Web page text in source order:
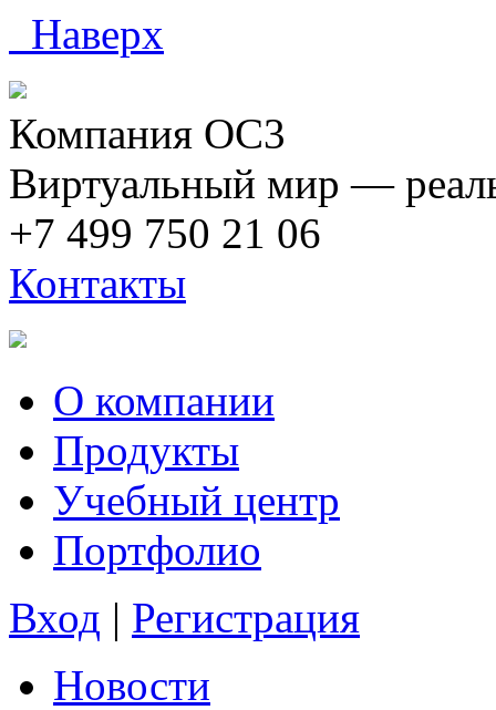
Наверх
Компания ОС3
Виртуальный мир —
+7 499 750 21 06
Контакты
О компании
Продукты
Учебный центр
Портфолио
Вход | Регистрация
Новости